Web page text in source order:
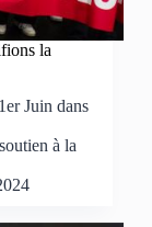
la
Juin dans
à la